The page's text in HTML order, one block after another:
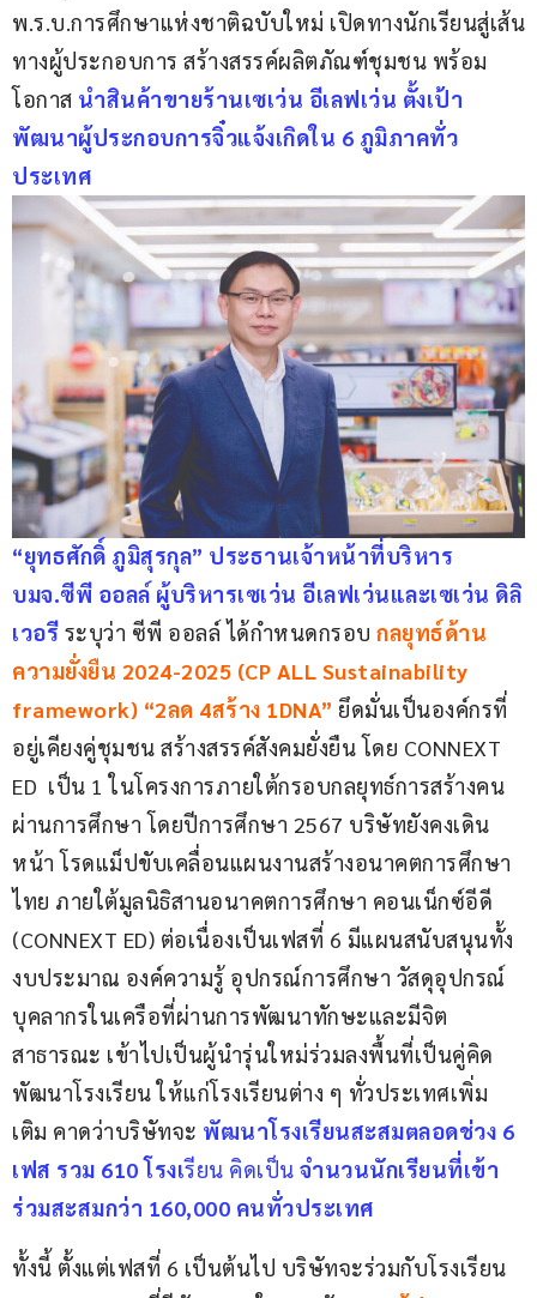
พ.ร.บ.การศึกษาแห่งชาติฉบับใหม่ เปิดทางนักเรียนสู่เส้น
ทางผู้ประกอบการ สร้างสรรค์ผลิตภัณฑ์ชุมชน พร้อม
โอกาส นำสินค้าขายร้านเซเว่น อีเลฟเว่น ตั้งเป้า
พัฒนาผู้ประกอบการจิ๋วแจ้งเกิดใน 6 ภูมิภาคทั่ว
ประเทศ
“ยุทธศักดิ์ ภูมิสุรกุล” ประธานเจ้าหน้าที่บริหาร
บมจ.ซีพี ออลล์ ผู้บริหารเซเว่น อีเลฟเว่นและเซเว่น ดิลิ
เวอรี ระบุว่า ซีพี ออลล์ ได้กำหนดกรอบ กลยุทธ์ด้าน
ความยั่งยืน 2024-2025 (CP ALL Sustainability
framework) “2ลด 4สร้าง 1DNA” ยึดมั่นเป็นองค์กรที่
อยู่เคียงคู่ชุมชน สร้างสรรค์สังคมยั่งยืน โดย CONNEXT
ED  เป็น 1 ในโครงการภายใต้กรอบกลยุทธ์การสร้างคน
ผ่านการศึกษา โดยปีการศึกษา 2567 บริษัทยังคงเดิน
หน้า โรดแม็ปขับเคลื่อนแผนงานสร้างอนาคตการศึกษา
ไทย ภายใต้มูลนิธิสานอนาคตการศึกษา คอนเน็กซ์อีดี
(CONNEXT ED) ต่อเนื่องเป็นเฟสที่ 6 มีแผนสนับสนุนทั้ง
งบประมาณ องค์ความรู้ อุปกรณ์การศึกษา วัสดุอุปกรณ์
บุคลากรในเครือที่ผ่านการพัฒนาทักษะและมีจิต
สาธารณะ เข้าไปเป็นผู้นำรุ่นใหม่ร่วมลงพื้นที่เป็นคู่คิด
พัฒนาโรงเรียน ให้แก่โรงเรียนต่าง ๆ ทั่วประเทศเพิ่ม
เติม คาดว่าบริษัทจะ พัฒนาโรงเรียนสะสมตลอดช่วง 6
เฟส รวม 610 โรงเรียน คิดเป็น จำนวนนักเรียนที่เข้า
ร่วมสะสมกว่า 160,000 คนทั่วประเทศ
ทั้งนี้ ตั้งแต่เฟสที่ 6 เป็นต้นไป บริษัทจะร่วมกับโรงเรียน